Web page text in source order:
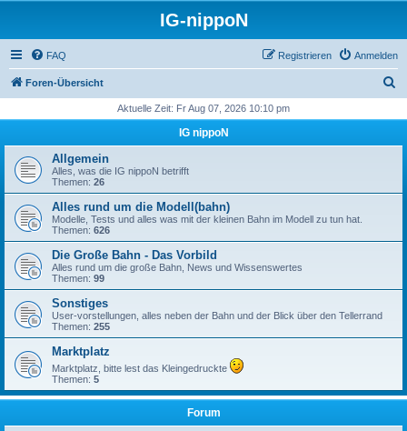
IG-nippoN
FAQ Anmelden
Registrieren
Foren-Übersicht
h
Aktuelle Zeit: Fr Aug 07, 2026 10:10 pm
IG nippoN
Allgemein
Alles, was die IG nippoN betrifft
Themen: 26
Alles rund um die Modell(bahn)
Modelle, Tests und alles was mit der kleinen Bahn im Modell zu tun hat.
Themen: 626
Die Große Bahn - Das Vorbild
Alles rund um die große Bahn, News und Wissenswertes
Themen: 99
Sonstiges
User-vorstellungen, alles neben der Bahn und der Blick über den Tellerrand
Themen: 255
Marktplatz
Marktplatz, bitte lest das Kleingedruckte
Themen: 5
Forum